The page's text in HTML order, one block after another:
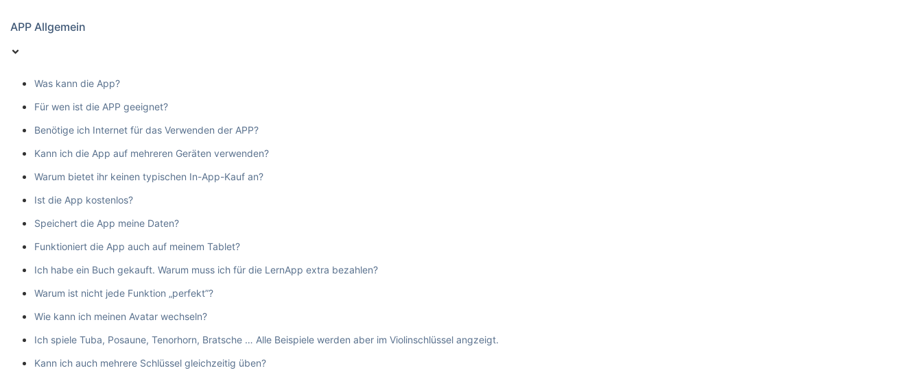
APP Allgemein
Was kann die App?
Für wen ist die APP geeignet?
Benötige ich Internet für das Verwenden der APP?
Kann ich die App auf mehreren Geräten verwenden?
Warum bietet ihr keinen typischen In-App-Kauf an?
Ist die App kostenlos?
Speichert die App meine Daten?
Funktioniert die App auch auf meinem Tablet?
Ich habe ein Buch gekauft. Warum muss ich für die LernApp extra bezahlen?
Warum ist nicht jede Funktion „perfekt”?
Wie kann ich meinen Avatar wechseln?
Ich spiele Tuba, Posaune, Tenorhorn, Bratsche … Alle Beispiele werden aber im Violinschlüssel angzeigt.
Kann ich auch mehrere Schlüssel gleichzeitig üben?